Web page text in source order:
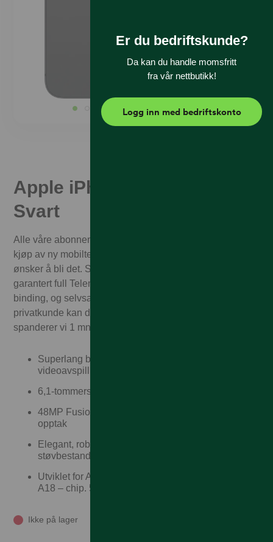
Apple iPhone 16e 128 GB
Svart
Alle våre abonnementskunder får 1.000,– i rabatt ved
kjøp av ny mobiltelefon. Enten du allerede er kunde eller
ønsker å bli det. Som Talkmore-kunde får du alltid
garantert full Telenor-dekning – til Talkmorepriser, ingen
binding, og selvsagt fri frakt og rask levering! Som
privatkunde kan du også velge delbetaling. I tillegg
spanderer vi 1 mnd med mobilforsikring!
Superlang batteritid. Opptil 26 timer med
videoavspilling.
6,1-tommers Super Retina XDR OLED-skjerm
48MP Fusion-kamera. Alt du trenger, til alle slags
opptak
Elegant, robust design som er sprut-, vann- og
støvbestandig
Utviklet for Apple Intelligence med kraftig 4-kjerners
A18 – chip. 5G-støtte og USB-C-port
Ikke på lager
Er du bedriftskunde?
Da kan du handle momsfritt
fra vår nettbutikk!
Logg inn med bedriftskonto